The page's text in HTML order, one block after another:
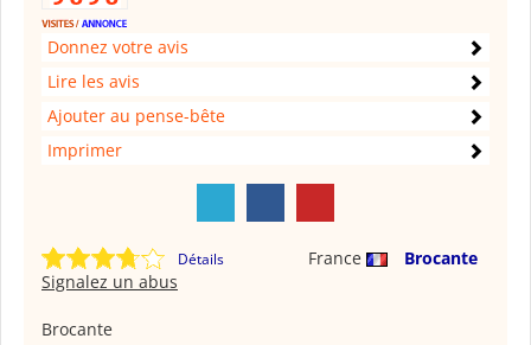
Donnez votre avis
Lire les avis
Ajouter au pense-bête
Imprimer
Détails France
Brocante
Signalez un abus
Brocante